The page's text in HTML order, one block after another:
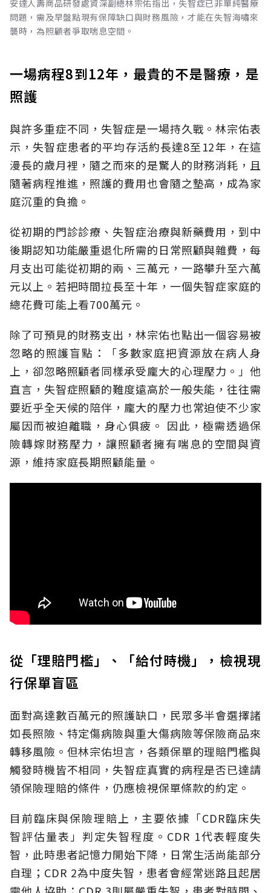
安達人壽商品研發處資深副總林宗佑指出，失智症已非單純醫療
問題，需及早盤點現有保障缺口與財務風險，才能在失智海嘯來
襲時，為照顧者爭取喘息空間。
一場病程8到12年，最貴的不是醫療，是
照護
與許多重症不同，失智症是一場持久戰。林宗佑表
示，失智症患者的平均存活約長達8至12年，在這
漫長的歲月裡，隨之而來的是驚人的財務消耗，且
隨著病程推進，照護的費用也會隨之墊高，成為家
庭沉重的負擔。
從初期的門診診療、失智症治療與新藥費用，到中
後期認知功能嚴重退化所需的日常照顧與雜費，每
月支出可能從初期的兩、三萬元，一路攀升至六萬
元以上。若把時間拉長至十年，一個失智症家庭的
總花費可能上看700萬元。
除了可預見的財務支出，林宗佑也點出一個容易被
忽略的照護盲點：「多數家庭把資源放在病人身
上，卻忽略照顧者同樣承受龐大的心理壓力。」他
直言，失智症照顧的難度遠高於一般失能，往往需
要近乎全天候的陪伴，龐大的壓力也常迫使不少家
屬因而被迫離職，身心俱疲。 因此，極需透過保
險轉嫁財務壓力，讓照顧者擁有喘息的空間與資
源，維持家庭長期照顧能量。
從「理賠門檻」、「給付時機」，檢視現
行保單盲區
面對高達數百萬元的照護缺口，民眾多半會選擇諸
如長照險、特定傷病險與重大傷病險等保險商品來
轉移風險。但林宗佑坦言，各類保單的理賠門檻與
觸發時機皆不相同，失智症真實的病程是否已達請
領保險理賠的條件，仍應檢視保單條款的約定。
目前臨床與保險理賠上，主要依據「CDR臨床失
智評估量表」判定失智程度。CDR 1代表輕度失
智，此時患者記憶力開始下降，日常生活尚能部分
自理；CDR 2為中度失智，患者會經常迷路且起居